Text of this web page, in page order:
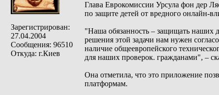
Зарегистрирован:
27.04.2004
Сообщения: 96510
Откуда: г.Киев
Глава Еврокомиссии Урсула фон дер
по защите детей от вредного онлайн-
"Наша обязанность – защищать наших
решения этой задачи нам нужен
наличие общеевропейского
для наших проверок. гражданами", –
Она отметила, что это приложение
платформам.